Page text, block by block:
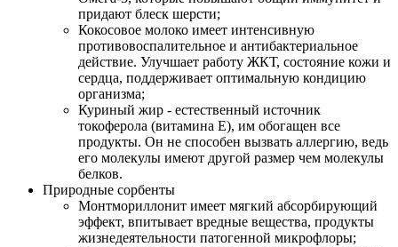
придают блеск шерсти;
Кокосовое молоко имеет интенсивную
противовоспалительное и антибактериальное
действие. Улучшает работу ЖКТ, состояние кожи и
сердца, поддерживает оптимальную кондицию
организма;
Куриный жир - естественный источник
токоферола (витамина Е), им обогащен все
продукты. Он не способен вызвать аллергию, ведь
его молекулы имеют другой размер чем молекулы
белков.
Природные сорбенты
Монтмориллонит имеет мягкий абсорбирующий
эффект, впитывает вредные вещества, продукты
жизнедеятельности патогенной микрофлоры;